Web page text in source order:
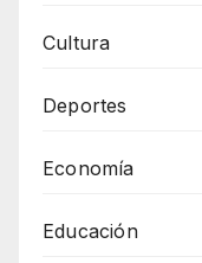
Cultura
Deportes
Economía
Educación